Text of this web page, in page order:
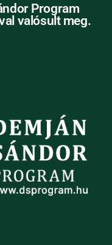
Program
valósult meg.